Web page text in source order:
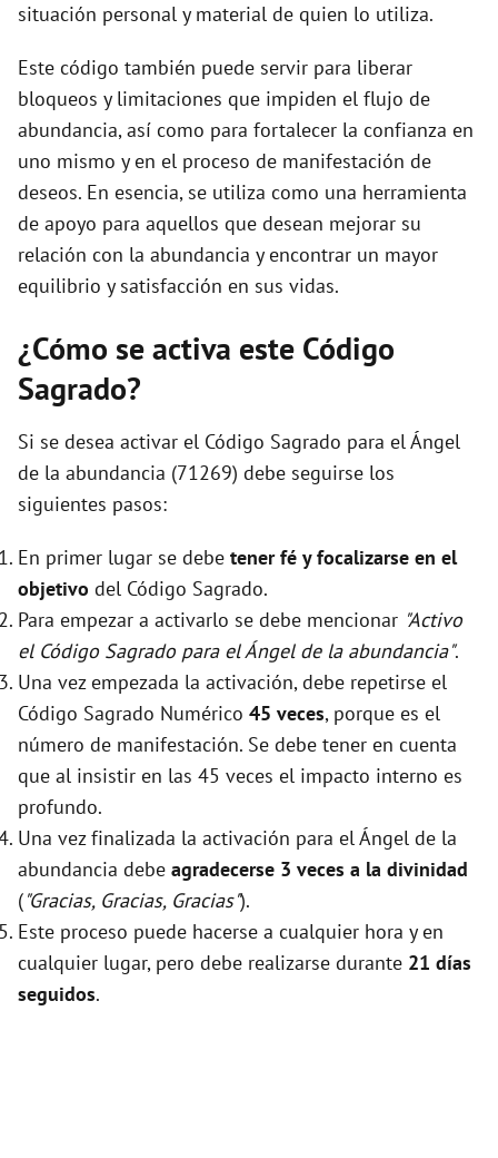
situación personal y material de quien lo utiliza.
Este código también puede servir para liberar
bloqueos y limitaciones que impiden el flujo de
abundancia, así como para fortalecer la confianza en
uno mismo y en el proceso de manifestación de
deseos. En esencia, se utiliza como una herramienta
de apoyo para aquellos que desean mejorar su
relación con la abundancia y encontrar un mayor
equilibrio y satisfacción en sus vidas.
¿Cómo se activa este Código
Sagrado?
Si se desea activar el Código Sagrado para el Ángel
de la abundancia (71269) debe seguirse los
siguientes pasos:
En primer lugar se debe tener fé y focalizarse en el
objetivo del Código Sagrado.
Para empezar a activarlo se debe mencionar "Activo
el Código Sagrado para el Ángel de la abundancia".
Una vez empezada la activación, debe repetirse el
Código Sagrado Numérico 45 veces, porque es el
número de manifestación. Se debe tener en cuenta
que al insistir en las 45 veces el impacto interno es
profundo.
Una vez finalizada la activación para el Ángel de la
abundancia debe agradecerse 3 veces a la divinidad
("Gracias, Gracias, Gracias").
Este proceso puede hacerse a cualquier hora y en
cualquier lugar, pero debe realizarse durante 21 días
seguidos.